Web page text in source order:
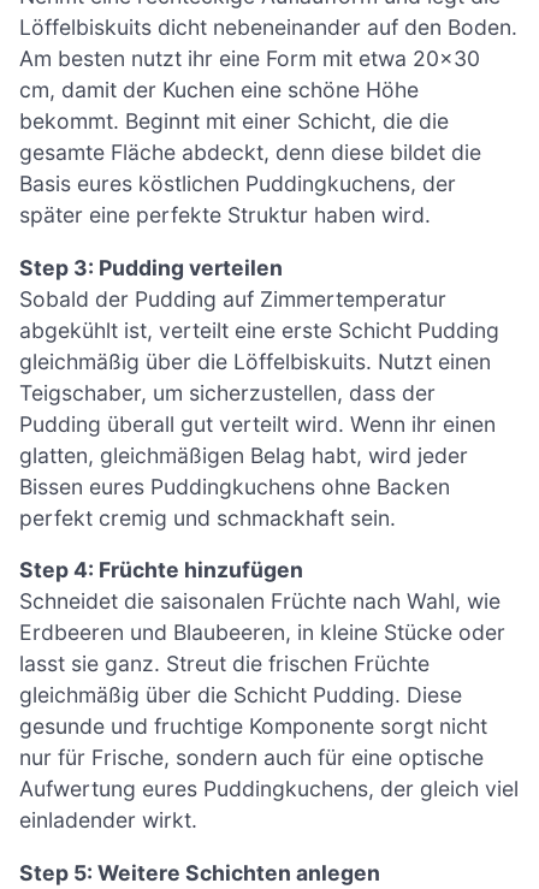
Löffelbiskuits dicht nebeneinander auf den Boden.
Am besten nutzt ihr eine Form mit etwa 20×30
cm, damit der Kuchen eine schöne Höhe
bekommt. Beginnt mit einer Schicht, die die
gesamte Fläche abdeckt, denn diese bildet die
Basis eures köstlichen Puddingkuchens, der
später eine perfekte Struktur haben wird.
Step 3: Pudding verteilen
Sobald der Pudding auf Zimmertemperatur
abgekühlt ist, verteilt eine erste Schicht Pudding
gleichmäßig über die Löffelbiskuits. Nutzt einen
Teigschaber, um sicherzustellen, dass der
Pudding überall gut verteilt wird. Wenn ihr einen
glatten, gleichmäßigen Belag habt, wird jeder
Bissen eures Puddingkuchens ohne Backen
perfekt cremig und schmackhaft sein.
Step 4: Früchte hinzufügen
Schneidet die saisonalen Früchte nach Wahl, wie
Erdbeeren und Blaubeeren, in kleine Stücke oder
lasst sie ganz. Streut die frischen Früchte
gleichmäßig über die Schicht Pudding. Diese
gesunde und fruchtige Komponente sorgt nicht
nur für Frische, sondern auch für eine optische
Aufwertung eures Puddingkuchens, der gleich viel
einladender wirkt.
Step 5: Weitere Schichten anlegen